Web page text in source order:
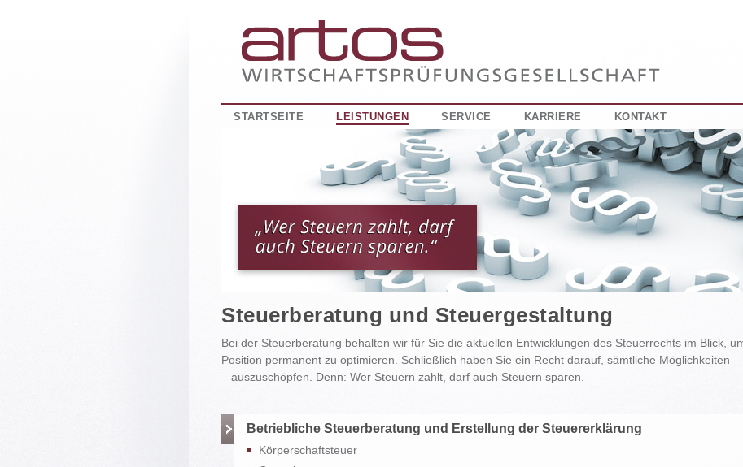
STARTSEITE LEISTUNGEN SERVICE KARRIERE KONTAKT
Steuerberatung und Steuergestaltung
Bei der Steuerberatung behalten wir für Sie die aktuellen Entwicklungen des Steuerrechts im Blick,
Position permanent zu optimieren. Schließlich haben Sie ein Recht darauf, sämtliche Möglichkeiten
– auszuschöpfen. Denn: Wer Steuern zahlt, darf auch Steuern sparen.
Betriebliche Steuerberatung und Erstellung der Steuererklärung
Körperschaftsteuer